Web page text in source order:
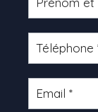
produit